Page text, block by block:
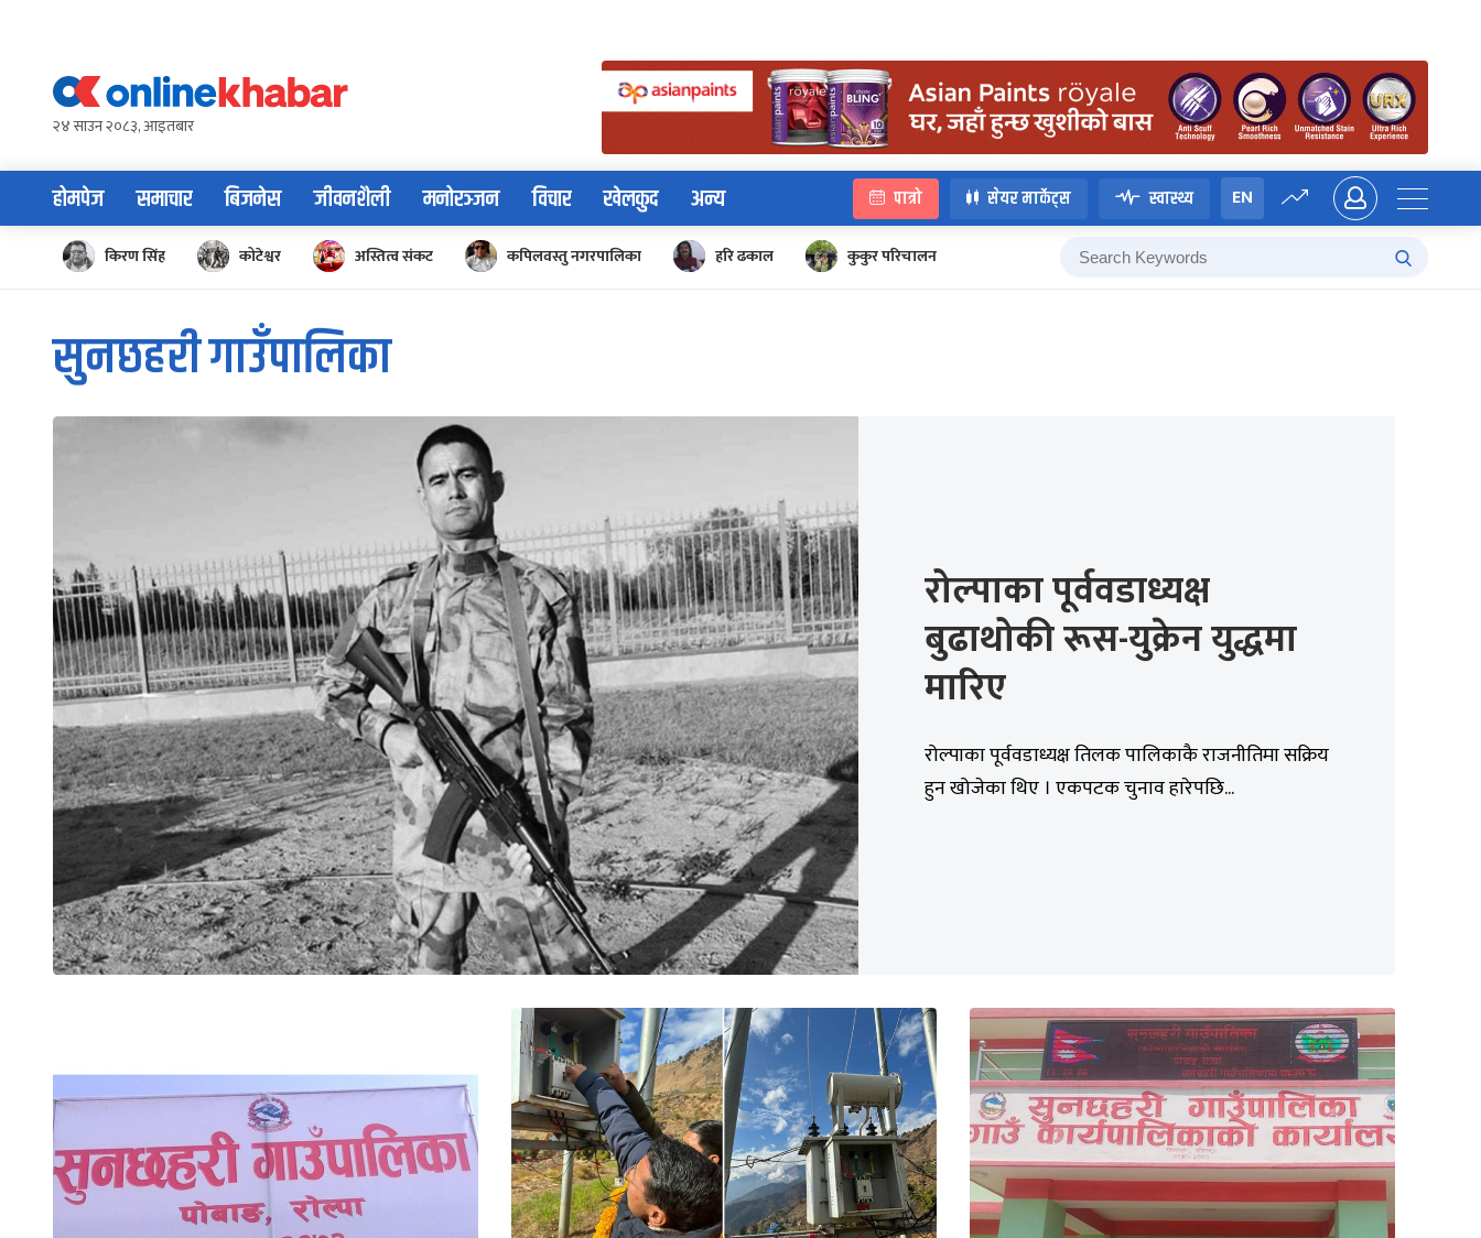
content२४ साउन २०८३, आइतबार
होमपेज समाचार बिजनेस जीवनशैली मनोरञ्जन विचार खेलकुद अन्य पात्रो सेयर मार्केट्स स्वास्थ्य EN
किरण सिंह कोटेश्वर अस्तित्व संकट कपिलवस्तु नगरपालिका हरि ढकाल कुकुर परिचालन
सुनछहरी गाउँपालिका
रोल्पाका पूर्ववडाध्यक्ष
बुढाथोकी रूस-युक्रेन युद्धमा
मारिए
रोल्पाका पूर्ववडाध्यक्ष तिलक पालिकाकै राजनीतिमा सक्रिय
हुन खोजेका थिए । एकपटक चुनाव हारेपछि...